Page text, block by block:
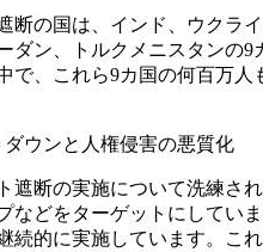
断の国は、インド、ウクラ
ダン、トルクメニスタンの
で、これら9カ国の何百万
ウンと人権侵害の悪質化
遮断の実施について洗練さ
などをターゲットにしてい
続的に実施しています。こ